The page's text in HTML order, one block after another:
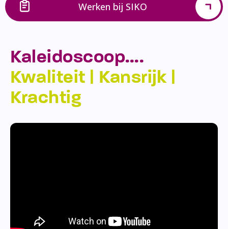
Werken bij SIKO
Kaleidoscoop….
Kwaliteit | Kansrijk |
Krachtig